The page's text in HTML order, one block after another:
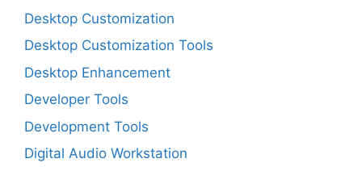
Desktop Customization
Desktop Customization Tools
Desktop Enhancement
Developer Tools
Development Tools
Digital Audio Workstation